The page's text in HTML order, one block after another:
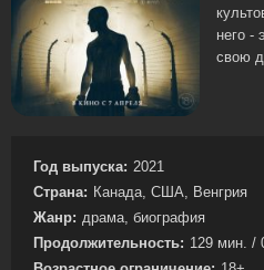
него -
свою
Год выпуска: 2021
Страна: Канада, США, Венгрия
Жанр: драма, биография
Продолжительность: 129 мин. /